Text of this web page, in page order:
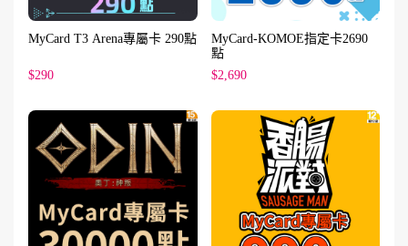
MyCard T3 Arena專屬卡 290點
$290
MyCard-KOMOE指定卡2690
點
$2,690